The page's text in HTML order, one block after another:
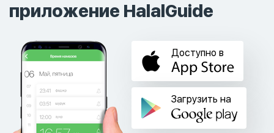
приложение HalalGuide
Доступно в
Загрузить на